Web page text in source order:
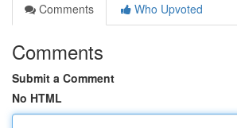
Comments
Who Upvoted
Comments
Submit a Comment
No HTML